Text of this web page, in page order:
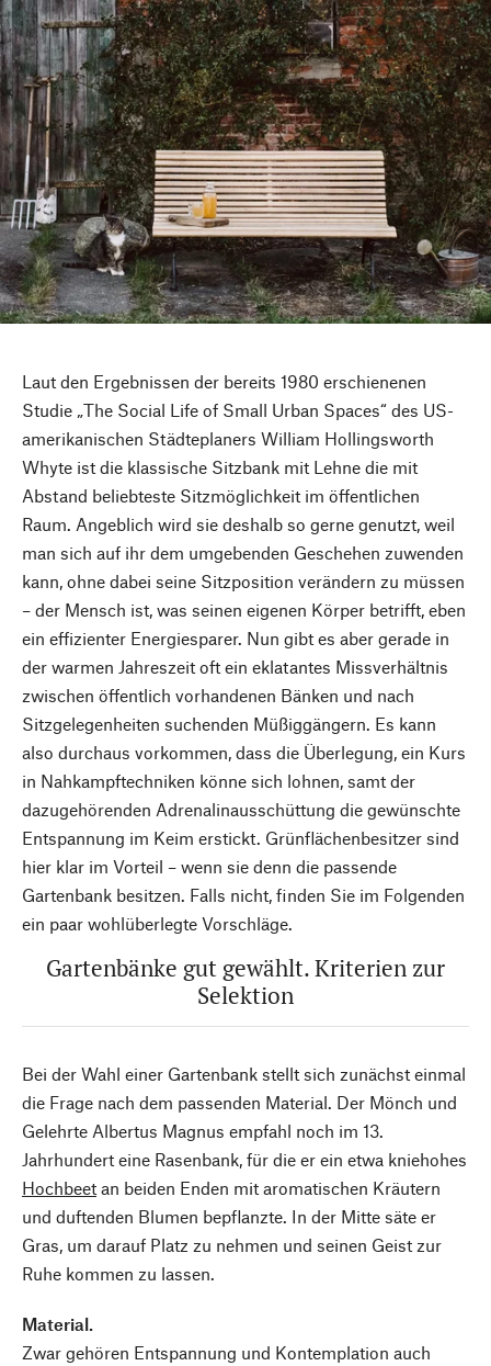
Laut den Ergebnissen der bereits 1980 erschienenen
Studie „The Social Life of Small Urban Spaces“ des US-
amerikanischen Städteplaners William Hollingsworth
Whyte ist die klassische Sitzbank mit Lehne die mit
Abstand beliebteste Sitzmöglichkeit im öffentlichen
Raum. Angeblich wird sie deshalb so gerne genutzt, weil
man sich auf ihr dem umgebenden Geschehen zuwenden
kann, ohne dabei seine Sitzposition verändern zu müssen
– der Mensch ist, was seinen eigenen Körper betrifft, eben
ein effizienter Energiesparer. Nun gibt es aber gerade in
der warmen Jahreszeit oft ein eklatantes Missverhältnis
zwischen öffentlich vorhandenen Bänken und nach
Sitzgelegenheiten suchenden Müßiggängern. Es kann
also durchaus vorkommen, dass die Überlegung, ein Kurs
in Nahkampftechniken könne sich lohnen, samt der
dazugehörenden Adrenalinausschüttung die gewünschte
Entspannung im Keim erstickt. Grünflächenbesitzer sind
hier klar im Vorteil – wenn sie denn die passende
Gartenbank besitzen. Falls nicht, finden Sie im Folgenden
ein paar wohlüberlegte Vorschläge.
Gartenbänke gut gewählt. Kriterien zur
Selektion
Bei der Wahl einer Gartenbank stellt sich zunächst einmal
die Frage nach dem passenden Material. Der Mönch und
Gelehrte Albertus Magnus empfahl noch im 13.
Jahrhundert eine Rasenbank, für die er ein etwa kniehohes
Hochbeet an beiden Enden mit aromatischen Kräutern
und duftenden Blumen bepflanzte. In der Mitte säte er
Gras, um darauf Platz zu nehmen und seinen Geist zur
Ruhe kommen zu lassen.
Material.
Zwar gehören Entspannung und Kontemplation auch